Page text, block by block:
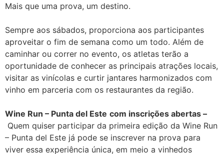
Mais que uma prova, um destino.
Sempre aos sábados, proporciona aos participantes
aproveitar o fim de semana como um todo. Além de
caminhar ou correr no evento, os atletas terão a
oportunidade de conhecer as principais atrações locais,
visitar as vinícolas e curtir jantares harmonizados com
vinho em parceria com os restaurantes da região.
Wine Run – Punta del Este com inscrições abertas –
Quem quiser participar da primeira edição da Wine Run
– Punta del Este já pode se inscrever na prova para
viver essa experiência única, em meio a vinhedos